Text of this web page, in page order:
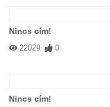
Nincs cím!
22029 0
Nincs cím!